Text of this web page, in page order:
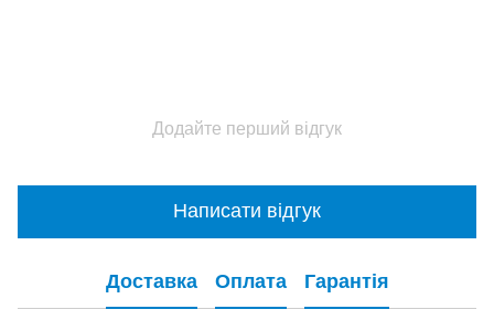
Додайте перший відгук
Написати відгук
Доставка Оплата Гарантія